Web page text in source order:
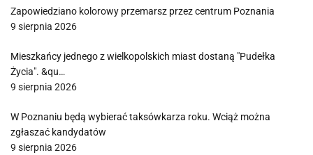
Zapowiedziano kolorowy przemarsz przez centrum Poznania
9 sierpnia 2026
Mieszkańcy jednego z wielkopolskich miast dostaną "Pudełka
Życia". &qu…
9 sierpnia 2026
W Poznaniu będą wybierać taksówkarza roku. Wciąż można
zgłaszać kandydatów
9 sierpnia 2026